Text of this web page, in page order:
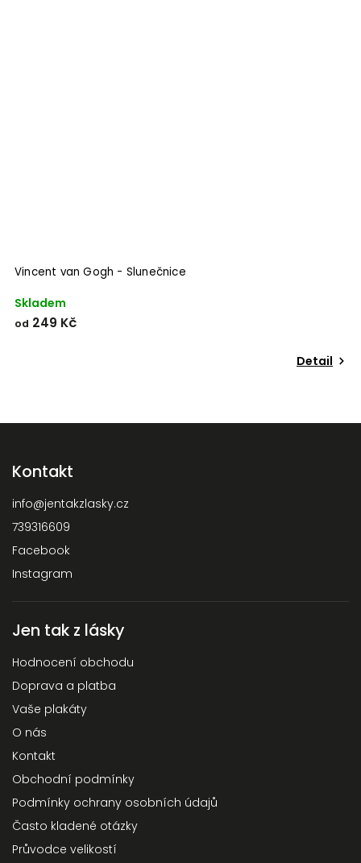
Vincent van Gogh - Slunečnice
Skladem
od 249 Kč
Detail
Kontakt
info@jentakzlasky.cz
739316609
Facebook
Instagram
Jen tak z lásky
Hodnocení obchodu
Doprava a platba
Vaše plakáty
O nás
Kontakt
Obchodní podmínky
Podmínky ochrany osobních údajů
Často kladené otázky
Průvodce velikostí